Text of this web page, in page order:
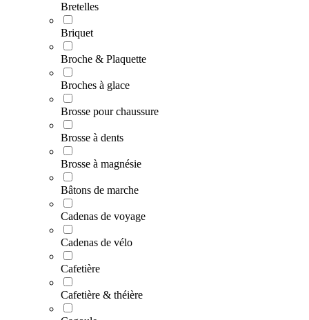
Bretelles
Briquet
Broche & Plaquette
Broches à glace
Brosse pour chaussure
Brosse à dents
Brosse à magnésie
Bâtons de marche
Cadenas de voyage
Cadenas de vélo
Cafetière
Cafetière & théière